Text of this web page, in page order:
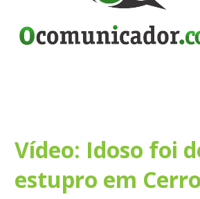
Vídeo: Idoso foi
estupro em